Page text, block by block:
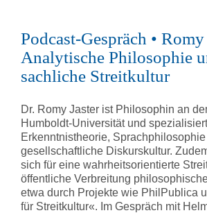
Kortizes Website
Podcast-Gespräch • Romy
Analytische Philosophie
sachliche Streitkultur
Dr. Romy Jaster ist Philosophin an
Humboldt-Universität und
Erkenntnistheorie, Sprachphilosophie
gesellschaftliche Diskurskultur.
sich für eine wahrheitsorientierte
öffentliche Verbreitung
etwa durch Projekte wie PhilPublica
für Streitkultur«. Im Gespräch mit